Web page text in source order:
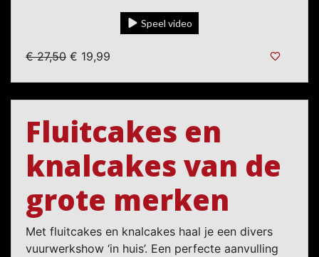
Speel video
€ 27,50 € 19,99
Fluitcakes en
knalcakes van de
grote merken
Met fluitcakes en knalcakes haal je een divers
vuurwerkshow ‘in huis’. Een perfecte aanvulling